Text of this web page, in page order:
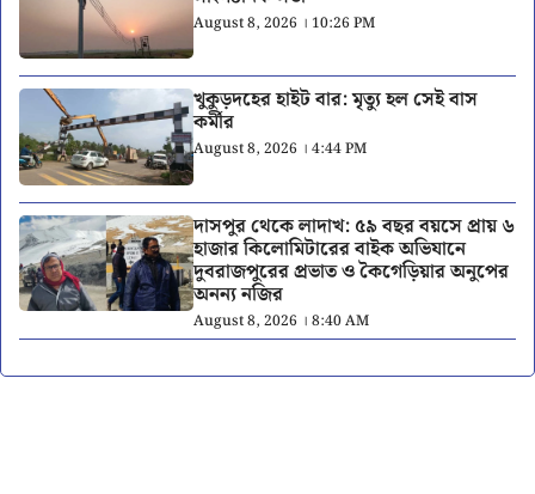
August 8, 2026 । 10:26 PM
খুকুড়দহের হাইট বার: মৃত্যু হল সেই বাস
কর্মীর
August 8, 2026 । 4:44 PM
দাসপুর থেকে লাদাখ: ৫৯ বছর বয়সে প্রায় ৬
হাজার কিলোমিটারের বাইক অভিযানে
দুবরাজপুরের প্রভাত ও কৈগেড়িয়ার অনুপের
অনন্য নজির
August 8, 2026 । 8:40 AM